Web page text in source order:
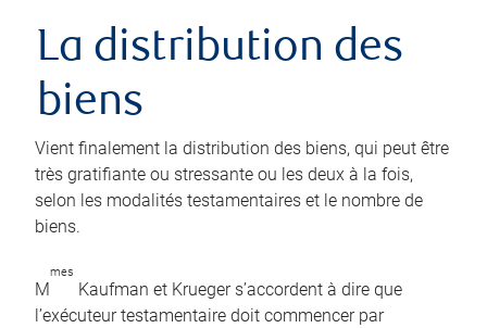
La distribution des
biens
Vient finalement la distribution des biens, qui peut être
très gratifiante ou stressante ou les deux à la fois,
selon les modalités testamentaires et le nombre de
biens.
M
mes
Kaufman et Krueger s’accordent à dire que
l’exécuteur testamentaire doit commencer par